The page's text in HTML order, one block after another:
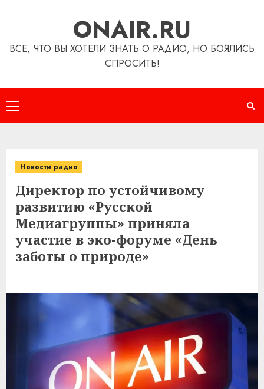
ONAIR.RU
ВСЕ, ЧТО ВЫ ХОТЕЛИ ЗНАТЬ О РАДИО, НО БОЯЛИСЬ
СПРОСИТЬ!
Основное
меню
Новости радио
Директор по устойчивому
развитию «Русской
Медиагруппы» приняла
участие в эко-форуме «День
заботы о природе»